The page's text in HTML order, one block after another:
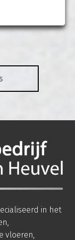
in het
vloeren,